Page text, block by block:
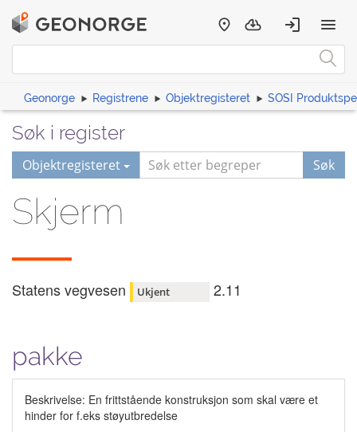
Geonorge Registrene Objektregisteret SOSI
Søk i register
Objektregisteret Søk
Skjerm
Statens vegvesen Ukjent 2.11
pakke
Beskrivelse: En frittstående konstruksjon som skal være et
hinder for f.eks støyutbredelse